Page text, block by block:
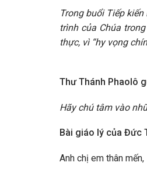
Trong buổi Tiếp
trình của Chúa
thực, vì “hy vọng
Thư Thánh Phaolô
Hãy chú tâm vào
Bài giáo lý của Đức
Anh chị em thân mến,